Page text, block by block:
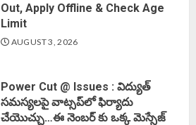
Out, Apply Offline & Check Age
Limit
AUGUST 3, 2026
Power Cut @ Issues : విద్యుత్
సమస్యలపై వాట్సప్‌లో ఫిర్యాదు
చేయొచ్చు…ఈ నెంబర్ కు ఒక్క మెస్సేజ్